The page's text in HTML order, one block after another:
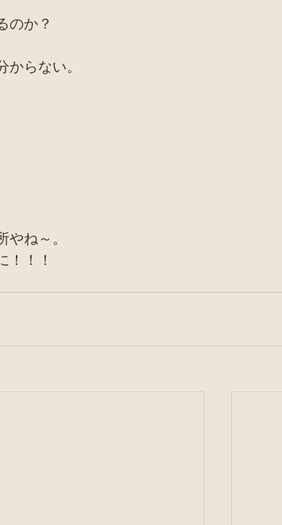
のか？
らない。
ね～。
！！！